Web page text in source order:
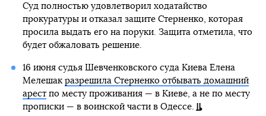
Суд полностью удовлетворил ходатайство
прокуратуры и отказал защите Стерненко, которая
просила выдать его на поруки. Защита отметила, что
будет обжаловать решение.
16 июня судья Шевченковского суда Киева Елена
Мелешак разрешила Стерненко отбывать домашний
арестпо месту проживания — в Киеве, а не по месту
прописки — в воинской части в Одессе.